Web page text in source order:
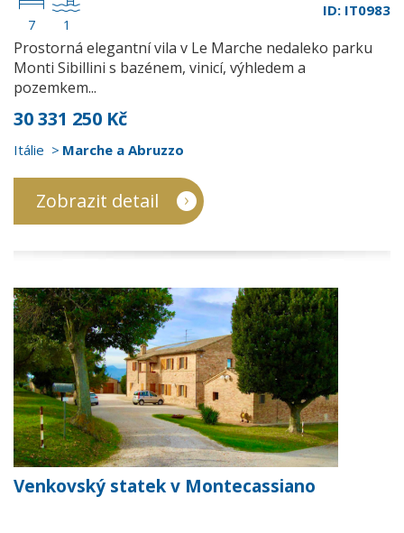
7 1
ID: IT0983
Prostorná elegantní vila v Le Marche nedaleko parku
Monti Sibillini s bazénem, vinicí, výhledem a
pozemkem...
30 331 250 Kč
Itálie Marche a Abruzzo
Zobrazit detail
Venkovský statek v Montecassiano